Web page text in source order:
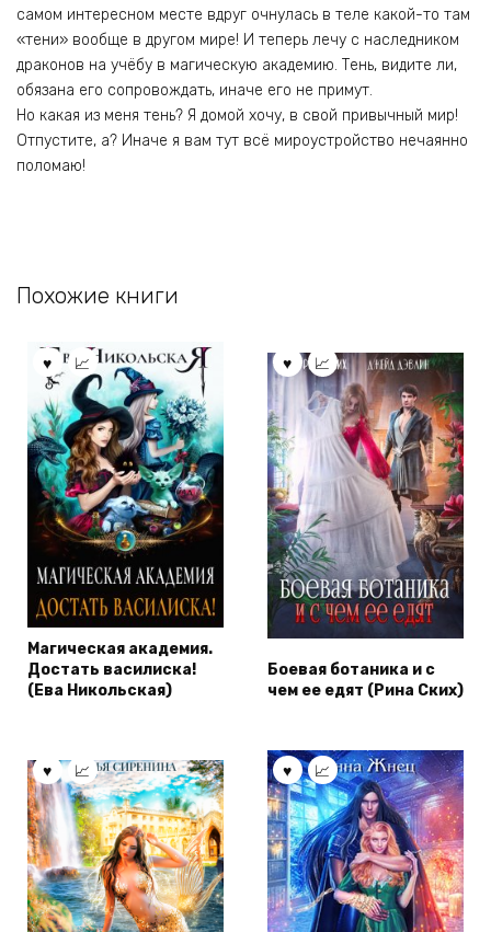
самом интересном месте вдруг очнулась в теле какой-то там
«тени» вообще в другом мире! И теперь лечу с наследником
драконов на учёбу в магическую академию. Тень, видите ли,
обязана его сопровождать, иначе его не примут.
Но какая из меня тень? Я домой хочу, в свой привычный мир!
Отпустите, а? Иначе я вам тут всё мироустройство нечаянно
поломаю!
Похожие книги
Магическая академия.
Достать василиска!
(Ева Никольская)
Боевая ботаника и с
чем ее едят (Рина Ских)